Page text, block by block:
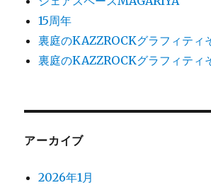
15周年
裏庭のKAZZROCKグラフィティ
裏庭のKAZZROCKグラフィティ
アーカイブ
2026年1月